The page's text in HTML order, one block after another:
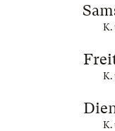
K.
K.
K.